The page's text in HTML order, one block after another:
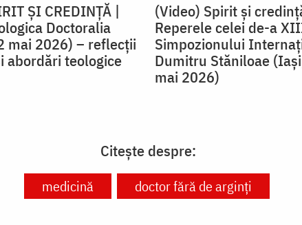
ȘI CREDINȚĂ |
Doctoralia
mai 2026) – reflecţii
abordări teologice
(Video) Spirit și
Reperele celei de-a
Simpozionului
Dumitru Stăniloae
mai 2026)
Citește despre:
medicină doctor fără de arginți